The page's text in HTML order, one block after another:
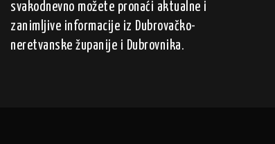
svakodnevno možete pronaći aktualne i
zanimljive informacije iz Dubrovačko-
neretvanske županije i Dubrovnika.